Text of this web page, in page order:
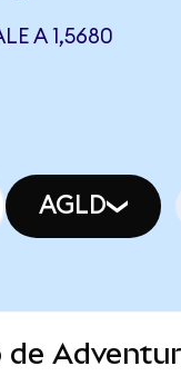
A 1,5680
AGLD